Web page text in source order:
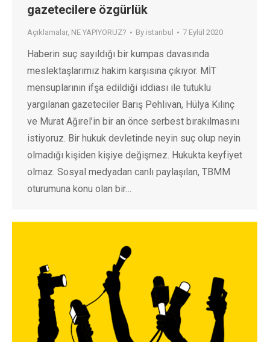
gazetecilere özgürlük
Açıklamalar, NE YAPIYORUZ? By istanbul 7 Eylül 2020
Haberin suç sayıldığı bir kumpas davasında
meslektaşlarımız hakim karşısına çıkıyor. MİT
mensuplarının ifşa edildiği iddiası ile tutuklu
yargılanan gazeteciler Barış Pehlivan, Hülya Kılınç
ve Murat Ağırel’in bir an önce serbest bırakılmasını
istiyoruz. Bir hukuk devletinde neyin suç olup neyin
olmadığı kişiden kişiye değişmez. Hukukta keyfiyet
olmaz. Sosyal medyadan canlı paylaşılan, TBMM
oturumuna konu olan bir…